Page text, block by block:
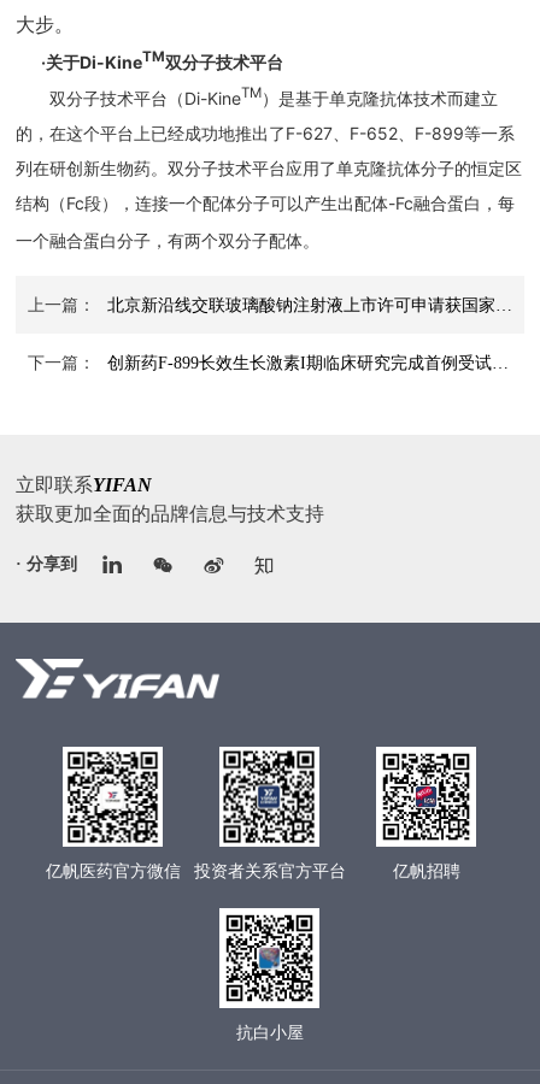
大步。
·关于Di-KineTM双分子技术平台
双分子技术平台（Di-KineTM）是基于单克隆抗体技术而建立
的，在这个平台上已经成功地推出了F-627、F-652、F-899等一系
列在研创新生物药。双分子技术平台应用了单克隆抗体分子的恒定区
结构（Fc段），连接一个配体分子可以产生出配体-Fc融合蛋白，每
一个融合蛋白分子，有两个双分子配体。
上一篇：
下一篇： 创新药F-899长效生长激素I期临床研究完成首例受试者入组
立即联系YIFAN
获取更加全面的品牌信息与技术支持
· 分享到
亿帆医药官方微信 投资者关系官方平台 亿帆招聘
抗白小屋